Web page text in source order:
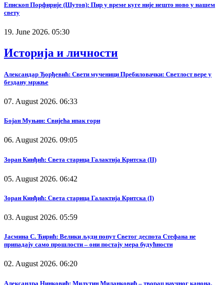
Епископ Порфирије (Шутов): Пир у време куге није нешто ново у нашем
свету
19. June 2026. 05:30
Историја и личности
Александар Ђорђевић: Свети мученици Пребиловачки: Светлост вере у
бездану мржње
07. August 2026. 06:33
Бојан Муњин: Свијећа ипак гори
06. August 2026. 09:05
Зоран Кинђић: Света старица Галактија Критска (II)
05. August 2026. 06:42
Зоран Кинђић: Света старица Галактија Критска (I)
03. August 2026. 05:59
Јасмина С. Ћирић: Велики људи попут Светог деспота Стефана не
припадају само прошлости – они постају мера будућности
02. August 2026. 06:20
Александра Нинковић: Милутин Миланковић – творац научног канона,